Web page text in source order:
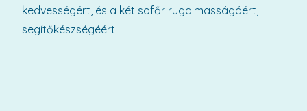
kedvességért, és a két sofőr rugalmasságáért,
segítőkészségéért!